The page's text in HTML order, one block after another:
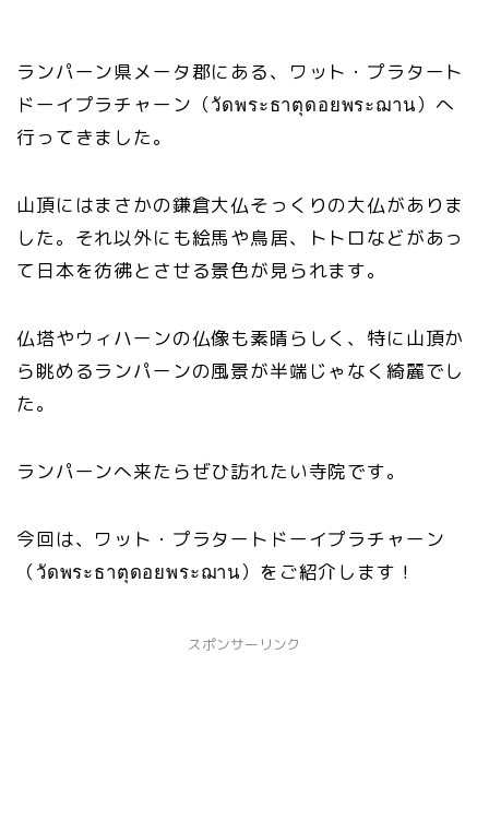
ランパーン県メータ郡にある、ワット・プラタート
ドーイプラチャーン（วัดพระธาตุดอยพระฌาน）へ
行ってきました。
山頂にはまさかの鎌倉大仏そっくりの大仏がありま
した。それ以外にも絵馬や鳥居、トトロなどがあっ
て日本を彷彿とさせる景色が見られます。
仏塔やウィハーンの仏像も素晴らしく、特に山頂か
ら眺めるランパーンの風景が半端じゃなく綺麗でし
た。
ランパーンへ来たらぜひ訪れたい寺院です。
今回は、ワット・プラタートドーイプラチャーン
（วัดพระธาตุดอยพระฌาน）をご紹介します！
スポンサーリンク